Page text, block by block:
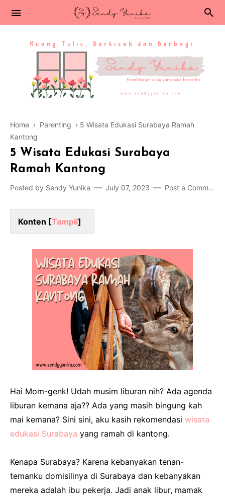
Home › Parenting › 5 Wisata Edukasi Surabaya Ramah
Kantong
5 Wisata Edukasi Surabaya
Ramah Kantong
Posted by Sendy Yunika July 07, 2023 Post a Comment
Konten [Tampil]
Hai Mom-genk! Udah musim liburan nih? Ada agenda
liburan kemana aja?? Ada yang masih bingung kah
mai kemana? Sini sini, aku kasih rekomendasi wisata
edukasi Surabaya yang ramah di kantong.
Kenapa Surabaya? Karena kebanyakan tenan-
temanku domisilinya di Surabaya dan kebanyakan
mereka adalah ibu pekerja. Jadi anak libur, mamak